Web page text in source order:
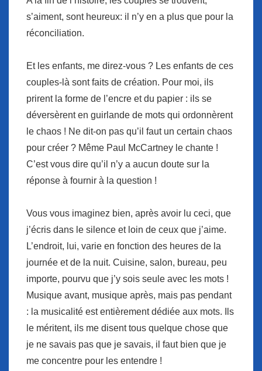
s’aiment, sont heureux: il n’y en a plus que pour la
réconciliation.
Et les enfants, me direz-vous ? Les enfants de ces
couples-là sont faits de création. Pour moi, ils
prirent la forme de l’encre et du papier : ils se
déversèrent en guirlande de mots qui ordonnèrent
le chaos ! Ne dit-on pas qu’il faut un certain chaos
pour créer ? Même Paul McCartney le chante !
C’est vous dire qu’il n’y a aucun doute sur la
réponse à fournir à la question !
Vous vous imaginez bien, après avoir lu ceci, que
j’écris dans le silence et loin de ceux que j’aime.
L’endroit, lui, varie en fonction des heures de la
journée et de la nuit. Cuisine, salon, bureau, peu
importe, pourvu que j’y sois seule avec les mots !
Musique avant, musique après, mais pas pendant
: la musicalité est entièrement dédiée aux mots. Ils
le méritent, ils me disent tous quelque chose que
je ne savais pas que je savais, il faut bien que je
me concentre pour les entendre !